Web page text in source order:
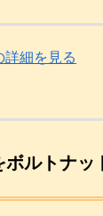
詳細を見る
ルトナッ